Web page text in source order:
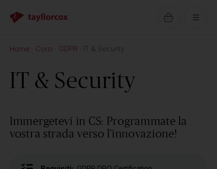
Home Corsi GDPR IT & Security
IT & Security
Immergetevi in CS: Programmate la
vostra strada verso l'innovazione!